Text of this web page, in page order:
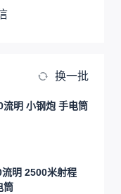
换一批
明 小钢炮 手电筒
明 2500米射程
筒